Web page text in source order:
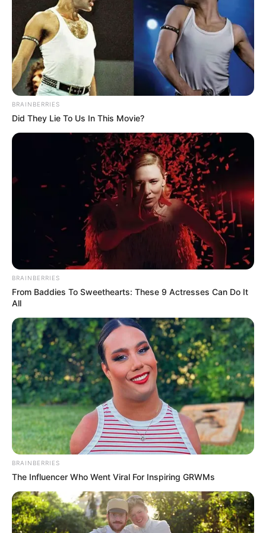
Endocrinologist: If You Have Diabetes, Read This
Before It's Removed!
GLYCOGEN SUPPORT
Her Story Isn't What You Think—You''ll Be
Surprised
BRAINBERRIES
This Video Always Makes You Laugh, You Go Back
And Watch Again
BRAINBERRIES
Did They Lie To Us In This Movie?
BRAINBERRIES
From Baddies To Sweethearts: These 9 Actresses Can Do It
All
BRAINBERRIES
The Influencer Who Went Viral For Inspiring GRWMs